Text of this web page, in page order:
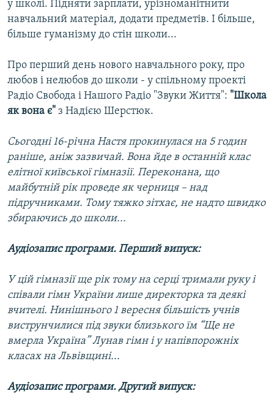
МУЛЬТИМЕДІА
СПЕЦПРОЄКТИ
ПОДКАСТИ
РУС
УКР
КТАТ
ДОЛУЧАЙСЯ!
Усі сайти RFE/RL
у школі. Підняти зарплати, урізноманітнити
навчальний матеріал, додати предметів. І більше,
більше гуманізму до стін школи...
Про перший день нового навчального року, про
любов і нелюбов до школи - у спільному проекті
Радіо Свобода і Нашого Радіо "Звуки Життя": "Школа
як вона є" з Надією Шерстюк.
Сьогодні 16-річна Настя прокинулася на 5 годин
раніше, аніж зазвичай. Вона йде в останній клас
елітної київської гімназії. Переконана, що
майбутній рік проведе як черниця – над
підручниками. Тому тяжко зітхає, не надто швидко
збираючись до школи...
Аудіозапис програми. Перший випуск:
У цій гімназії ще рік тому на серці тримали руку і
співали гімн України лише директорка та деякі
вчителі. Нинішнього 1 вересня більшість учнів
виструнчилися під звуки близького їм “Ще не
вмерла Україна” Лунав гімн і у напівпорожніх
класах на Львівщині...
Аудіозапис програми. Другий випуск: